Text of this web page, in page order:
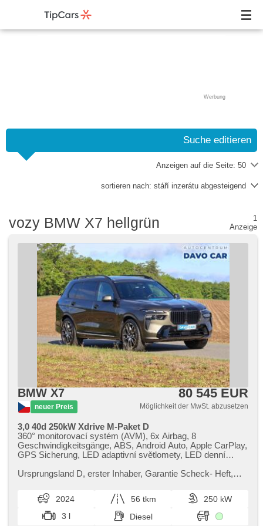
Werbung
Suche editieren
Anzeigen auf die Seite: 50
sortieren nach: stáří inzerátu abgesteigend
vozy BMW X7 hellgrün
1
Anzeige
BMW X7
neuer Preis
80 545 EUR
Möglichkeit der MwSt. abzusetzen
3,0 40d 250kW Xdrive M-Paket D
360° monitorovací systém (AVM), 6x Airbag, 8
Geschwindigkeitsgänge, ABS, Android Auto, Apple CarPlay,
GPS Sicherung, LED adaptivní světlomety, LED denní
Geschwindigkeitsregelung, Alarmanlage, ambientní
rozjezdu do kopce (HSA), asistent změny jízdního pruhu,
autom. Aktivation der Warnflutlicht, Klimaautomatik,
Automatikgetriebe, autom. einstellbares Lenkrad,
automatisch im Berg bremsen , automatikparken,
Ursprungsland D,​ erster Inhaber,​ Garantie Scheck​- Heft,​
Vozidlo má prodlouženo...
2024 56 tkm
250 kW
3 l
Diesel